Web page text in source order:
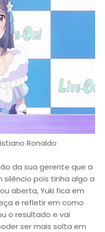
Ronaldo
da sua gerente que a
pois tinha algo a
aberta, Yuki fica em
e refletir em como
o resultado e vai
ser mais solta em